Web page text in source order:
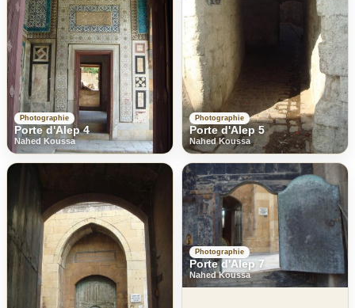
Photographie
Porte d'Alep 4
Nahed Koussa
Photographie
Porte d'Alep 5
Nahed Koussa
Photographie
Porte d'Alep 7
Nahed Koussa